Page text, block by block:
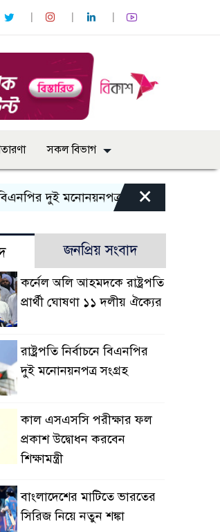
সকল বিভাগ
দুই মনোনয়নপত্র সংগ্রহ কাল এসএসসি
×
জনপ্রিয় সংবাদ
কর্নেল অলি আহমদকে রাষ্ট্রপতি
প্রার্থী ঘোষণা ১১ দলীয় ঐক্যের
রাষ্ট্রপতি নির্বাচনে বিএনপির
দুই মনোনয়নপত্র সংগ্রহ
কাল এসএসসি পরীক্ষার ফল
প্রকাশ উদ্বোধন করবেন
শিক্ষামন্ত্রী
বাংলাদেশের মাটিতে ভারতের
সিরিজ নিয়ে নতুন শঙ্কা